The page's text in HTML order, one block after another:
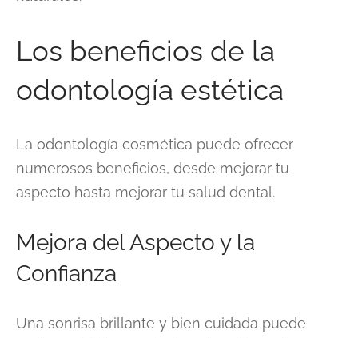
Los beneficios de la
odontología estética
La odontología cosmética puede ofrecer
numerosos beneficios, desde mejorar tu
aspecto hasta mejorar tu salud dental.
Mejora del Aspecto y la
Confianza
Una sonrisa brillante y bien cuidada puede